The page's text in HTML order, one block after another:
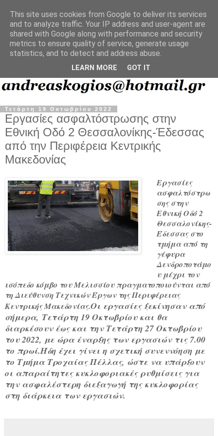
Τετάρτη 19 Οκτωβρίου 2022
Εργασίες ασφαλτόστρωσης στην
Εθνική Οδό 2 Θεσσαλονίκης-Έδεσσας
από την Περιφέρεια Κεντρικής
Μακεδονίας
Εργασίες
ασφαλτόστρω
σης στην
Εθνική Οδό 2
Θεσσαλονίκης-
Έδεσσας στο
τμήμα από τη
γέφυρα
Δενδροποτάμο
υ μέχρι τον
ισόπεδο κόμβο του Μελισσίου πραγματοποιούνται από
τη Διεύθυνση Τεχνικών Έργων της Περιφέρειας
Κεντρικής Μακεδονίας.Οι εργασίες ξεκίνησαν από
σήμερα, Τετάρτη 19 Οκτωβρίου και θα
διαρκέσουν έως και την Τετάρτη 27 Οκτωβρίου
του 2022, με ώρα έναρξης των εργασιών τις 7.00
το πρωί.Ήδη έχει γίνει η σχετική συνεννόηση με
το Τμήμα Τροχαίας Πέλλας, ώστε να υπάρξουν
οι απαραίτητες κυκλοφοριακές ρυθμίσεις για
την ασφαλέστερη διεξαγωγή της κυκλοφορίας
στη διάρκεια των εργασιών.
This site uses cookies from Google to deliver its services
and to analyze traffic. Your IP address and user-agent are
shared with Google along with performance and security
metrics to ensure quality of service, generate usage
statistics, and to detect and address abuse.
LEARN MORE GOT IT